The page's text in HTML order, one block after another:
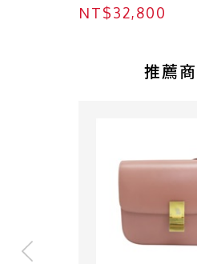
NT$32,800
推薦